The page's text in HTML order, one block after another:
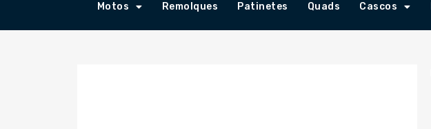
Motos Remolques Patinetes Quads Cascos